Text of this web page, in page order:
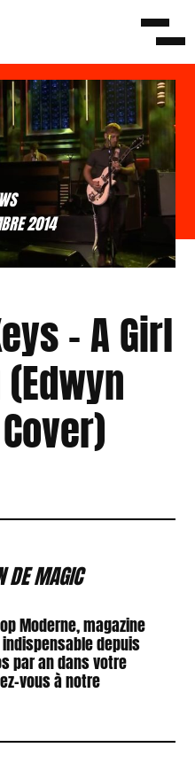
2014
– A Girl
DE MAGIC
Moderne, magazine
depuis
par an dans votre
vous à notre